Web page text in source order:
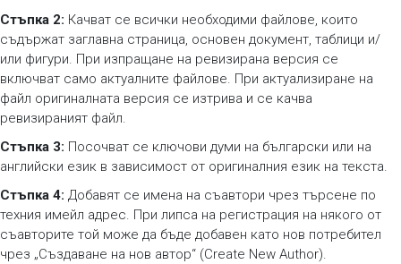
Стъпка 2: Качват се всички необходими файлове, които
съдържат заглавна страница, основен документ, таблици и/
или фигури. При изпращане на ревизирана версия се
включват само актуалните файлове. При актуализиране на
файл оригиналната версия се изтрива и се качва
ревизираният файл.
Стъпка 3: Посочват се ключови думи на български или на
английски език в зависимост от оригиналния език на текста.
Стъпка 4: Добавят се имена на съавтори чрез търсене по
техния имейл адрес. При липса на регистрация на някого от
съавторите той може да бъде добавен като нов потребител
чрез „Създаване на нов автор“ (Create New Author).